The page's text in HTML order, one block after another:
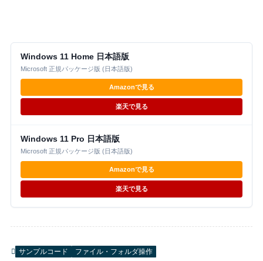
Windows 11 Home 日本語版
Microsoft 正規パッケージ版 (日本語版)
Amazonで見る
楽天で見る
Windows 11 Pro 日本語版
Microsoft 正規パッケージ版 (日本語版)
Amazonで見る
楽天で見る
サンプルコード ファイル・フォルダ操作